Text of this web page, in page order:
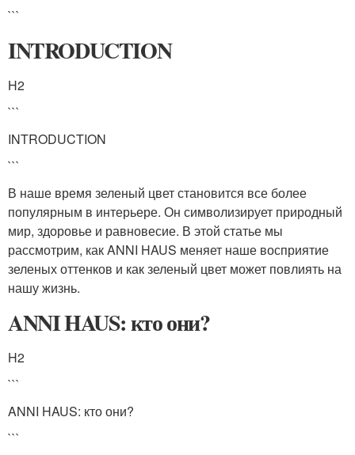
```
INTRODUCTION
H2
```
INTRODUCTION
```
В наше время зеленый цвет становится все более
популярным в интерьере. Он символизирует природный
мир, здоровье и равновесие. В этой статье мы
рассмотрим, как ANNI HAUS меняет наше восприятие
зеленых оттенков и как зеленый цвет может повлиять на
нашу жизнь.
ANNI HAUS: кто они?
H2
```
ANNI HAUS: кто они?
```